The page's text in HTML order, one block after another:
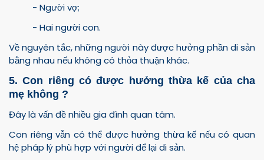
- Người vợ;
- Hai người con.
Về nguyên tắc, những người này được hưởng phần di sản
bằng nhau nếu không có thỏa thuận khác.
5. Con riêng có được hưởng thừa kế của cha
mẹ không ?
Đây là vấn đề nhiều gia đình quan tâm.
Con riêng vẫn có thể được hưởng thừa kế nếu có quan
hệ pháp lý phù hợp với người để lại di sản.